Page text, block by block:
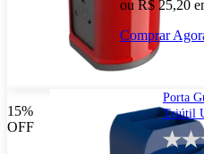
ou R$ 25,20
Comprar
15%
OFF
Porta
Triútil